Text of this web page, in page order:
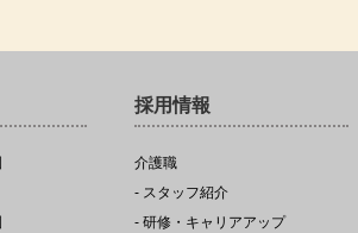
採用情報
介護職
- スタッフ紹介
- 研修・キャリアアップ